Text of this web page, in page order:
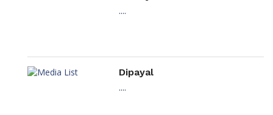
....
Dipayal
....